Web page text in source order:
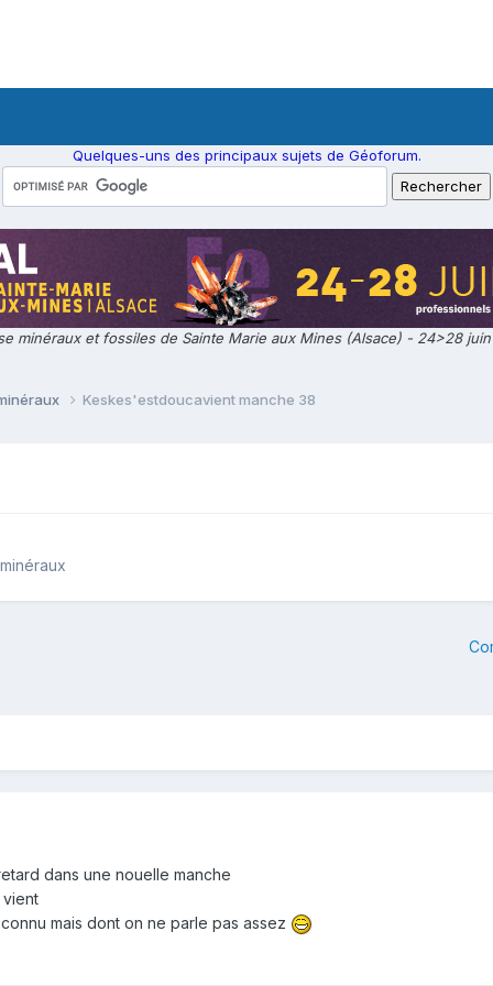
Quelques-uns des principaux sujets de Géoforum.
minéraux et fossiles de Sainte Marie aux Mines (Alsace) - 24>28
Keskes'estdoucavient manche 38
dans une nouelle manche
mais dont on ne parle pas assez